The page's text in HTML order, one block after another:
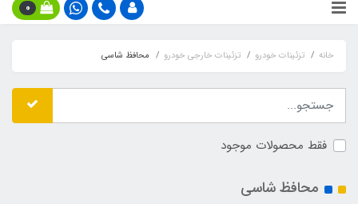
0
خانه تزئینات خودرو تزئینات خارجی خودرو محافظ شاسی
فقط محصولات موجود
محافظ شاسی